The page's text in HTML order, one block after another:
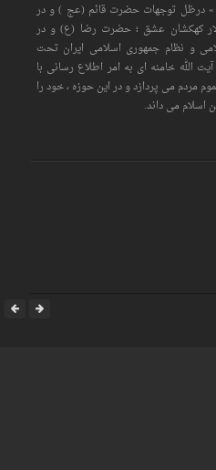
» درظل توجهات حضرت قائم (عج ) و در
کهکشان عشق ؛ حضرت رضا (ع) و در
و نظام جمهوری اسلامی ایران تحت
الله خامنه ای به امر اطلاع رسانی با
مردم می پردازد و در این حوزه ، خود را
اسلام می داند.